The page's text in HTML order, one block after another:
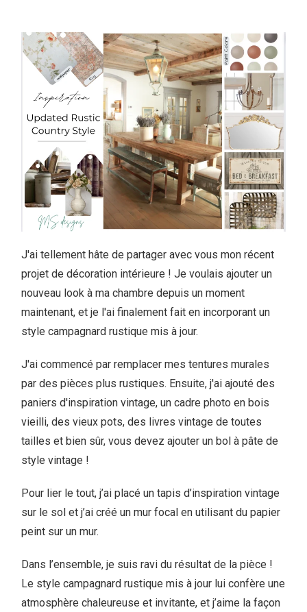
J'ai tellement hâte de partager avec vous mon récent
projet de décoration intérieure ! Je voulais ajouter un
nouveau look à ma chambre depuis un moment
maintenant, et je l'ai finalement fait en incorporant un
style campagnard rustique mis à jour.
J'ai commencé par remplacer mes tentures murales
par des pièces plus rustiques. Ensuite, j'ai ajouté des
paniers d'inspiration vintage, un cadre photo en bois
vieilli, des vieux pots, des livres vintage de toutes
tailles et bien sûr, vous devez ajouter un bol à pâte de
style vintage !
Pour lier le tout, j’ai placé un tapis d’inspiration vintage
sur le sol et j’ai créé un mur focal en utilisant du papier
peint sur un mur.
Dans l’ensemble, je suis ravi du résultat de la pièce !
Le style campagnard rustique mis à jour lui confère une
atmosphère chaleureuse et invitante, et j’aime la façon